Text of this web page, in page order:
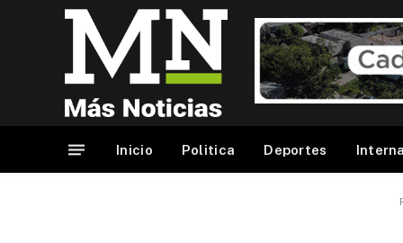
Inicio Politica Deportes